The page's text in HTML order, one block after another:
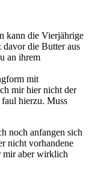
kann die Vierjährige
die Butter aus
an ihrem
mit
mir hier nicht der
faul hierzu. Muss
noch anfangen sich
nicht vorhandene
mir aber wirklich